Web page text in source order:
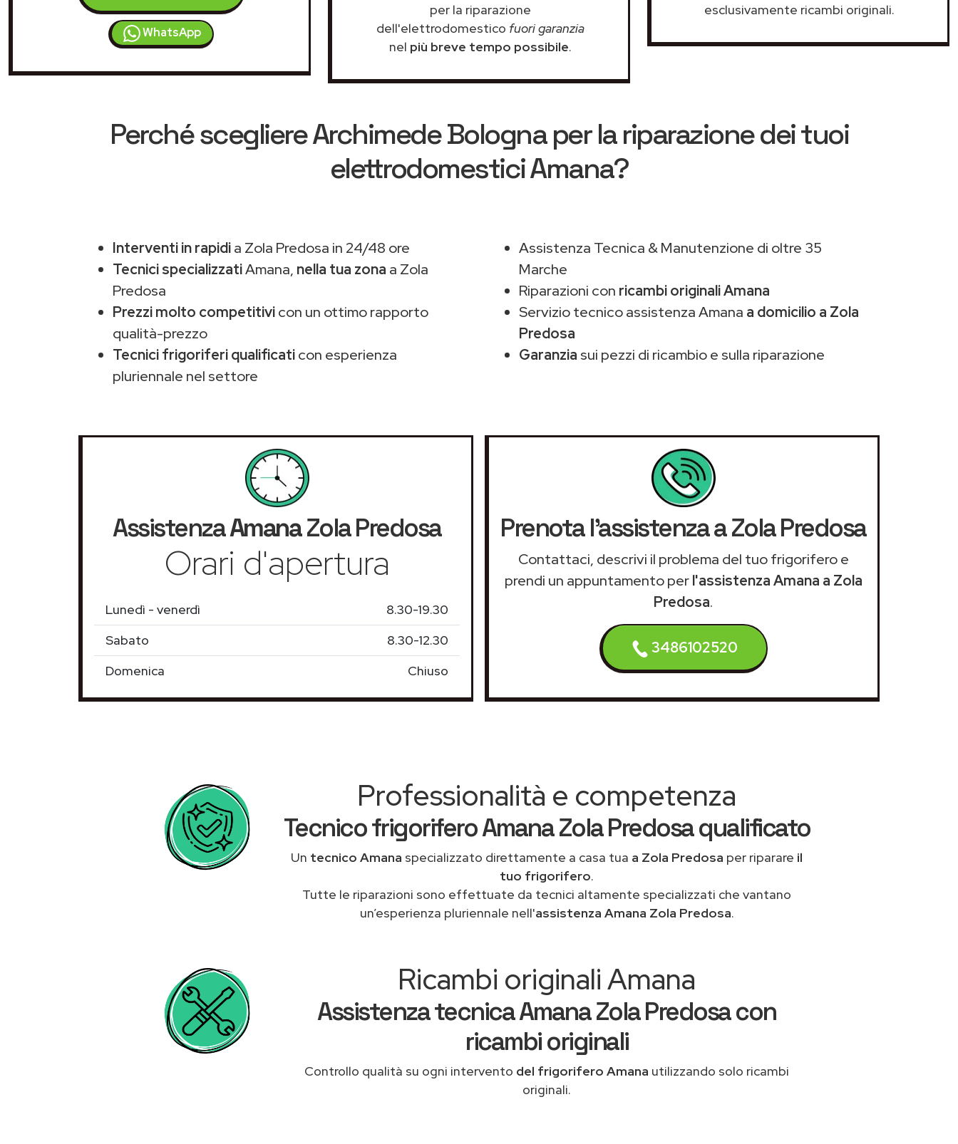
WhatsApp
per la riparazione
dell'elettrodomestico fuori garanzia
nel più breve tempo possibile.
esclusivamente ricambi originali.
Perché scegliereArchimede Bolognaper la riparazione dei tuoi
elettrodomestici Amana?
Interventi in rapidia Zola Predosa in 24/48 ore
Tecnici specializzatiAmana, nella tua zona a Zola
Predosa
Prezzi molto competitivicon un ottimo rapporto
qualità-prezzo
Tecnici frigoriferi qualificaticon esperienza
pluriennale nel settore
Assistenza Tecnica & Manutenzione di oltre 35
Marche
Riparazioni con ricambi originali Amana
Servizio tecnico assistenza Amana a domicilio a Zola
Predosa
Garanzia sui pezzi di ricambio e sulla riparazione
AssistenzaAmanaZola Predosa
Orari d'apertura
Lunedì - venerdì
8.30-19.30
Sabato
8.30-12.30
Domenica
Chiuso
Prenota l'assistenza a Zola Predosa
Contattaci, descrivi il problema del tuo frigorifero e
prendi un appuntamento perl'assistenza Amana a Zola
Predosa.
3486102520
Professionalità e competenza
Tecnico frigorifero Amana Zola Predosa qualificato
Un tecnico Amana specializzato direttamente a casa tua a Zola Predosa per riparare il
tuo frigorifero.
Tutte le riparazioni sono effettuate da tecnici altamente specializzati che vantano
un’esperienza pluriennale nell'assistenza Amana Zola Predosa.
Ricambi originali Amana
Assistenza tecnica Amana Zola Predosa con
ricambi originali
Controllo qualità su ogni intervento del frigorifero Amana utilizzando solo ricambi
originali.